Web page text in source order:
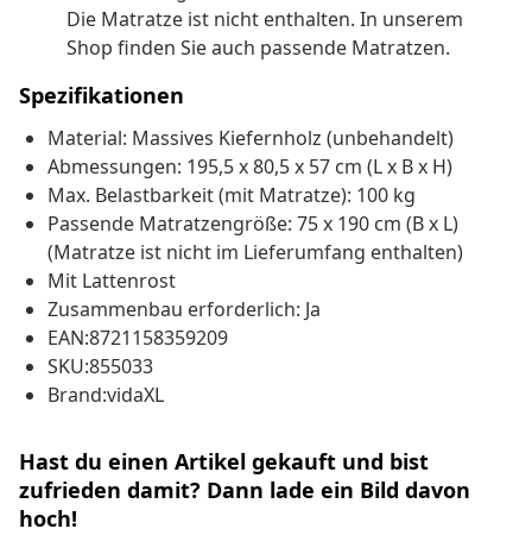
Die Matratze ist nicht enthalten. In unserem
Shop finden Sie auch passende Matratzen.
Spezifikationen
Material: Massives Kiefernholz (unbehandelt)
Abmessungen: 195,5 x 80,5 x 57 cm (L x B x H)
Max. Belastbarkeit (mit Matratze): 100 kg
Passende Matratzengröße: 75 x 190 cm (B x L)
(Matratze ist nicht im Lieferumfang enthalten)
Mit Lattenrost
Zusammenbau erforderlich: Ja
EAN:8721158359209
SKU:855033
Brand:vidaXL
Hast du einen Artikel gekauft und bist
zufrieden damit? Dann lade ein Bild davon
hoch!